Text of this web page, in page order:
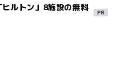
ルトン」8施設の無料